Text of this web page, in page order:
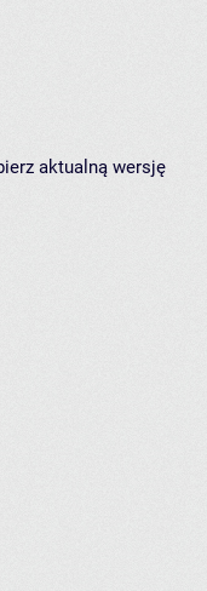
aktualną wersję